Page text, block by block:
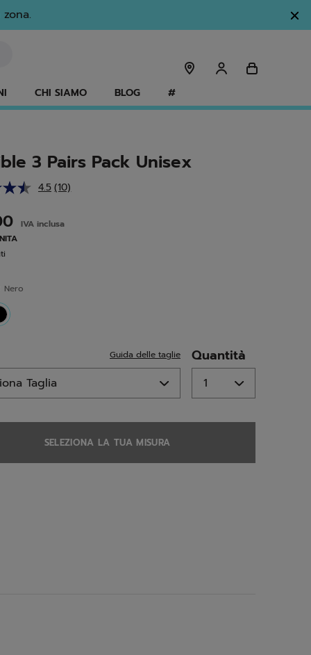
CHI SIAMO BLOG #
3 Pairs Pack Unisex
4.5 Leggi
Stesso
(10)
IVA inclusa
Nero
Guida delle taglie Quantità
SELEZIONA LA TUA MISURA